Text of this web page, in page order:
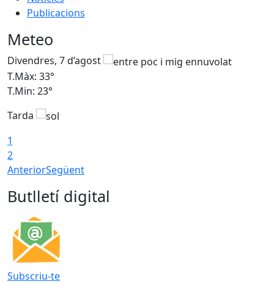
Publicacions
Meteo
Divendres, 7 d’agost
T.Màx: 33°
T.Min: 23°
Tarda
1
2
AnteriorSegüent
Butlletí digital
Subscriu-te